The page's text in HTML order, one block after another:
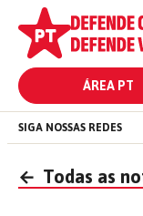
ÁREA PT
SIGA NOSSAS REDES
← Todas as